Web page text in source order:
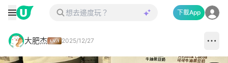
下載App
大肥杰 2025/12/27